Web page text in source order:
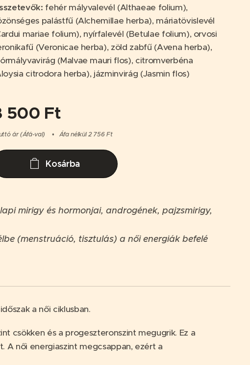
: fehér mályvalevél (Althaeae folium),
palástfű (Alchemillae herba), máriatövislevél
mariae folium), nyírfalevél (Betulae folium), orvosi
(Veronicae herba), zöld zabfű (Avena herba),
(Malvae mauri flos), citromverbéna
citrodora herba), jázminvirág (Jasmin flos)
500 Ft
ár (Áfá-val) Áfa nélkül 2 756 Ft
Kosárba
mirigy és hormonjai, androgének, pajzsmirigy,
(menstruáció, tisztulás) a női energiák befelé
a női ciklusban.
csökken és a progeszteronszint megugrik. Ez a
A női energiaszint megcsappan, ezért a